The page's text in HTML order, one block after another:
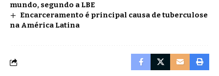
mundo, segundo a LBE
Encarceramento é principal causa de tuberculose
na América Latina